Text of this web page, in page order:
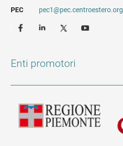
PEC
pec1@pec.centroestero.org
Enti promotori